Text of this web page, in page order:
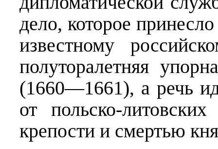
дело, которое
известному
полуторалетняя
(1660—1661), а речь
от польско-
крепости и смертью